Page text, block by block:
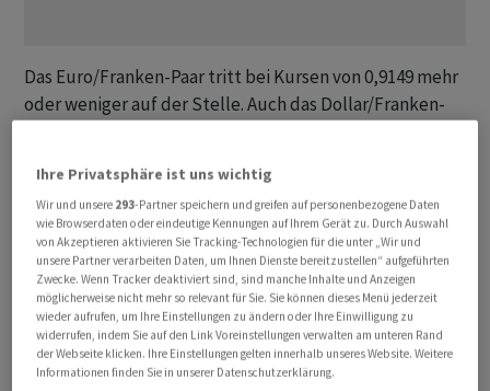
Das Euro/Franken-Paar tritt bei Kursen von 0,9149 mehr
oder weniger auf der Stelle. Auch das Dollar/Franken-
Gemeinschaftswährung hat sich gegenüber dem US-
Dollar in dieser Zeit kaum verändert, wie das
Kursniveau von 1,1644 zeigt.
Sollte sich derweil in den nächsten Tagen eine Lösung
im Iran-Krieg abzeichnen, dürfte laut Commerzbank der
Euro davon durchaus profitieren und der Dollar etwas
unter Druck geraten. Der Franken behält laut den
Ihre Privatsphäre ist uns wichtig
Wir und unsere 293-Partner speichern und greifen auf personenbezogene Daten
wie Browserdaten oder eindeutige Kennungen auf Ihrem Gerät zu. Durch Auswahl
von Akzeptieren aktivieren Sie Tracking-Technologien für die unter „Wir und
unsere Partner verarbeiten Daten, um Ihnen Dienste bereitzustellen“ aufgeführten
Zwecke. Wenn Tracker deaktiviert sind, sind manche Inhalte und Anzeigen
möglicherweise nicht mehr so relevant für Sie. Sie können dieses Menü jederzeit
wieder aufrufen, um Ihre Einstellungen zu ändern oder Ihre Einwilligung zu
widerrufen, indem Sie auf den Link Voreinstellungen verwalten am unteren Rand
der Webseite klicken. Ihre Einstellungen gelten innerhalb unseres Website. Weitere
Informationen finden Sie in unserer Datenschutzerklärung.